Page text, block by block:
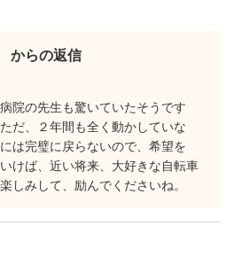
からの返信
院の先生も驚いていたそうです
だ、２年間も全く動かしていな
は完璧に戻らないので、希望を
けば、近い将来、大好きな自転車
しみして、励んでくださいね。